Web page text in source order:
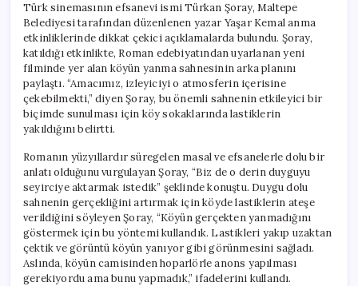
“Set
İçin
Köyü
Yaktık,
Davul
Uğurlandık”
için
Türk sinemasının efsanevi ismi Türkan Şoray, Maltepe
Belediyesi tarafından düzenlenen yazar Yaşar Kemal anma
etkinliklerinde dikkat çekici açıklamalarda bulundu. Şoray,
katıldığı etkinlikte, Roman edebiyatından uyarlanan yeni
filminde yer alan köyün yanma sahnesinin arka planını
paylaştı. “Amacımız, izleyiciyi o atmosferin içerisine
çekebilmekti,” diyen Şoray, bu önemli sahnenin etkileyici bir
biçimde sunulması için köy sokaklarında lastiklerin
yakıldığını belirtti.
Romanın yüzyıllardır süregelen masal ve efsanelerle dolu bir
anlatı olduğunu vurgulayan Şoray, “Biz de o derin duyguyu
seyirciye aktarmak istedik” şeklinde konuştu. Duygu dolu
sahnenin gerçekliğini artırmak için köyde lastiklerin ateşe
verildiğini söyleyen Şoray, “Köyün gerçekten yanmadığını
göstermek için bu yöntemi kullandık. Lastikleri yakıp uzaktan
çektik ve görüntü köyün yanıyor gibi görünmesini sağladı.
Aslında, köyün camisinden hoparlörle anons yapılması
gerekiyordu ama bunu yapmadık,” ifadelerini kullandı.